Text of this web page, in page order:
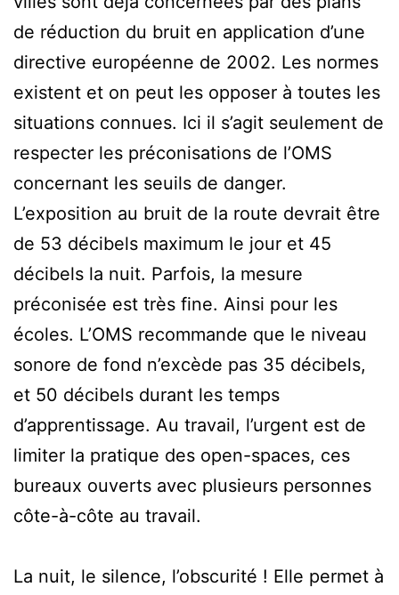
de réduction du bruit en application d’une
directive européenne de 2002. Les normes
existent et on peut les opposer à toutes les
situations connues. Ici il s’agit seulement de
respecter les préconisations de l’OMS
concernant les seuils de danger.
L’exposition au bruit de la route devrait être
de 53 décibels maximum le jour et 45
décibels la nuit. Parfois, la mesure
préconisée est très fine. Ainsi pour les
écoles. L’OMS recommande que le niveau
sonore de fond n’excède pas 35 décibels,
et 50 décibels durant les temps
d’apprentissage. Au travail, l’urgent est de
limiter la pratique des open-spaces, ces
bureaux ouverts avec plusieurs personnes
côte-à-côte au travail.
La nuit, le silence, l’obscurité ! Elle permet à